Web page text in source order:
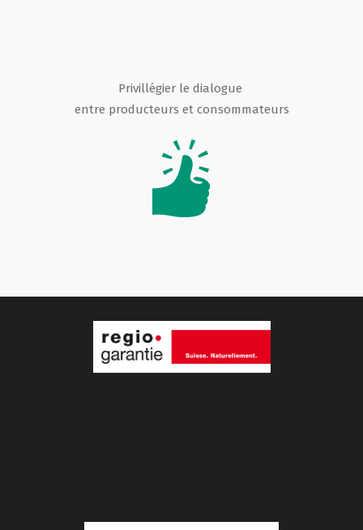
Privillégier le dialogue
entre producteurs et consommateurs